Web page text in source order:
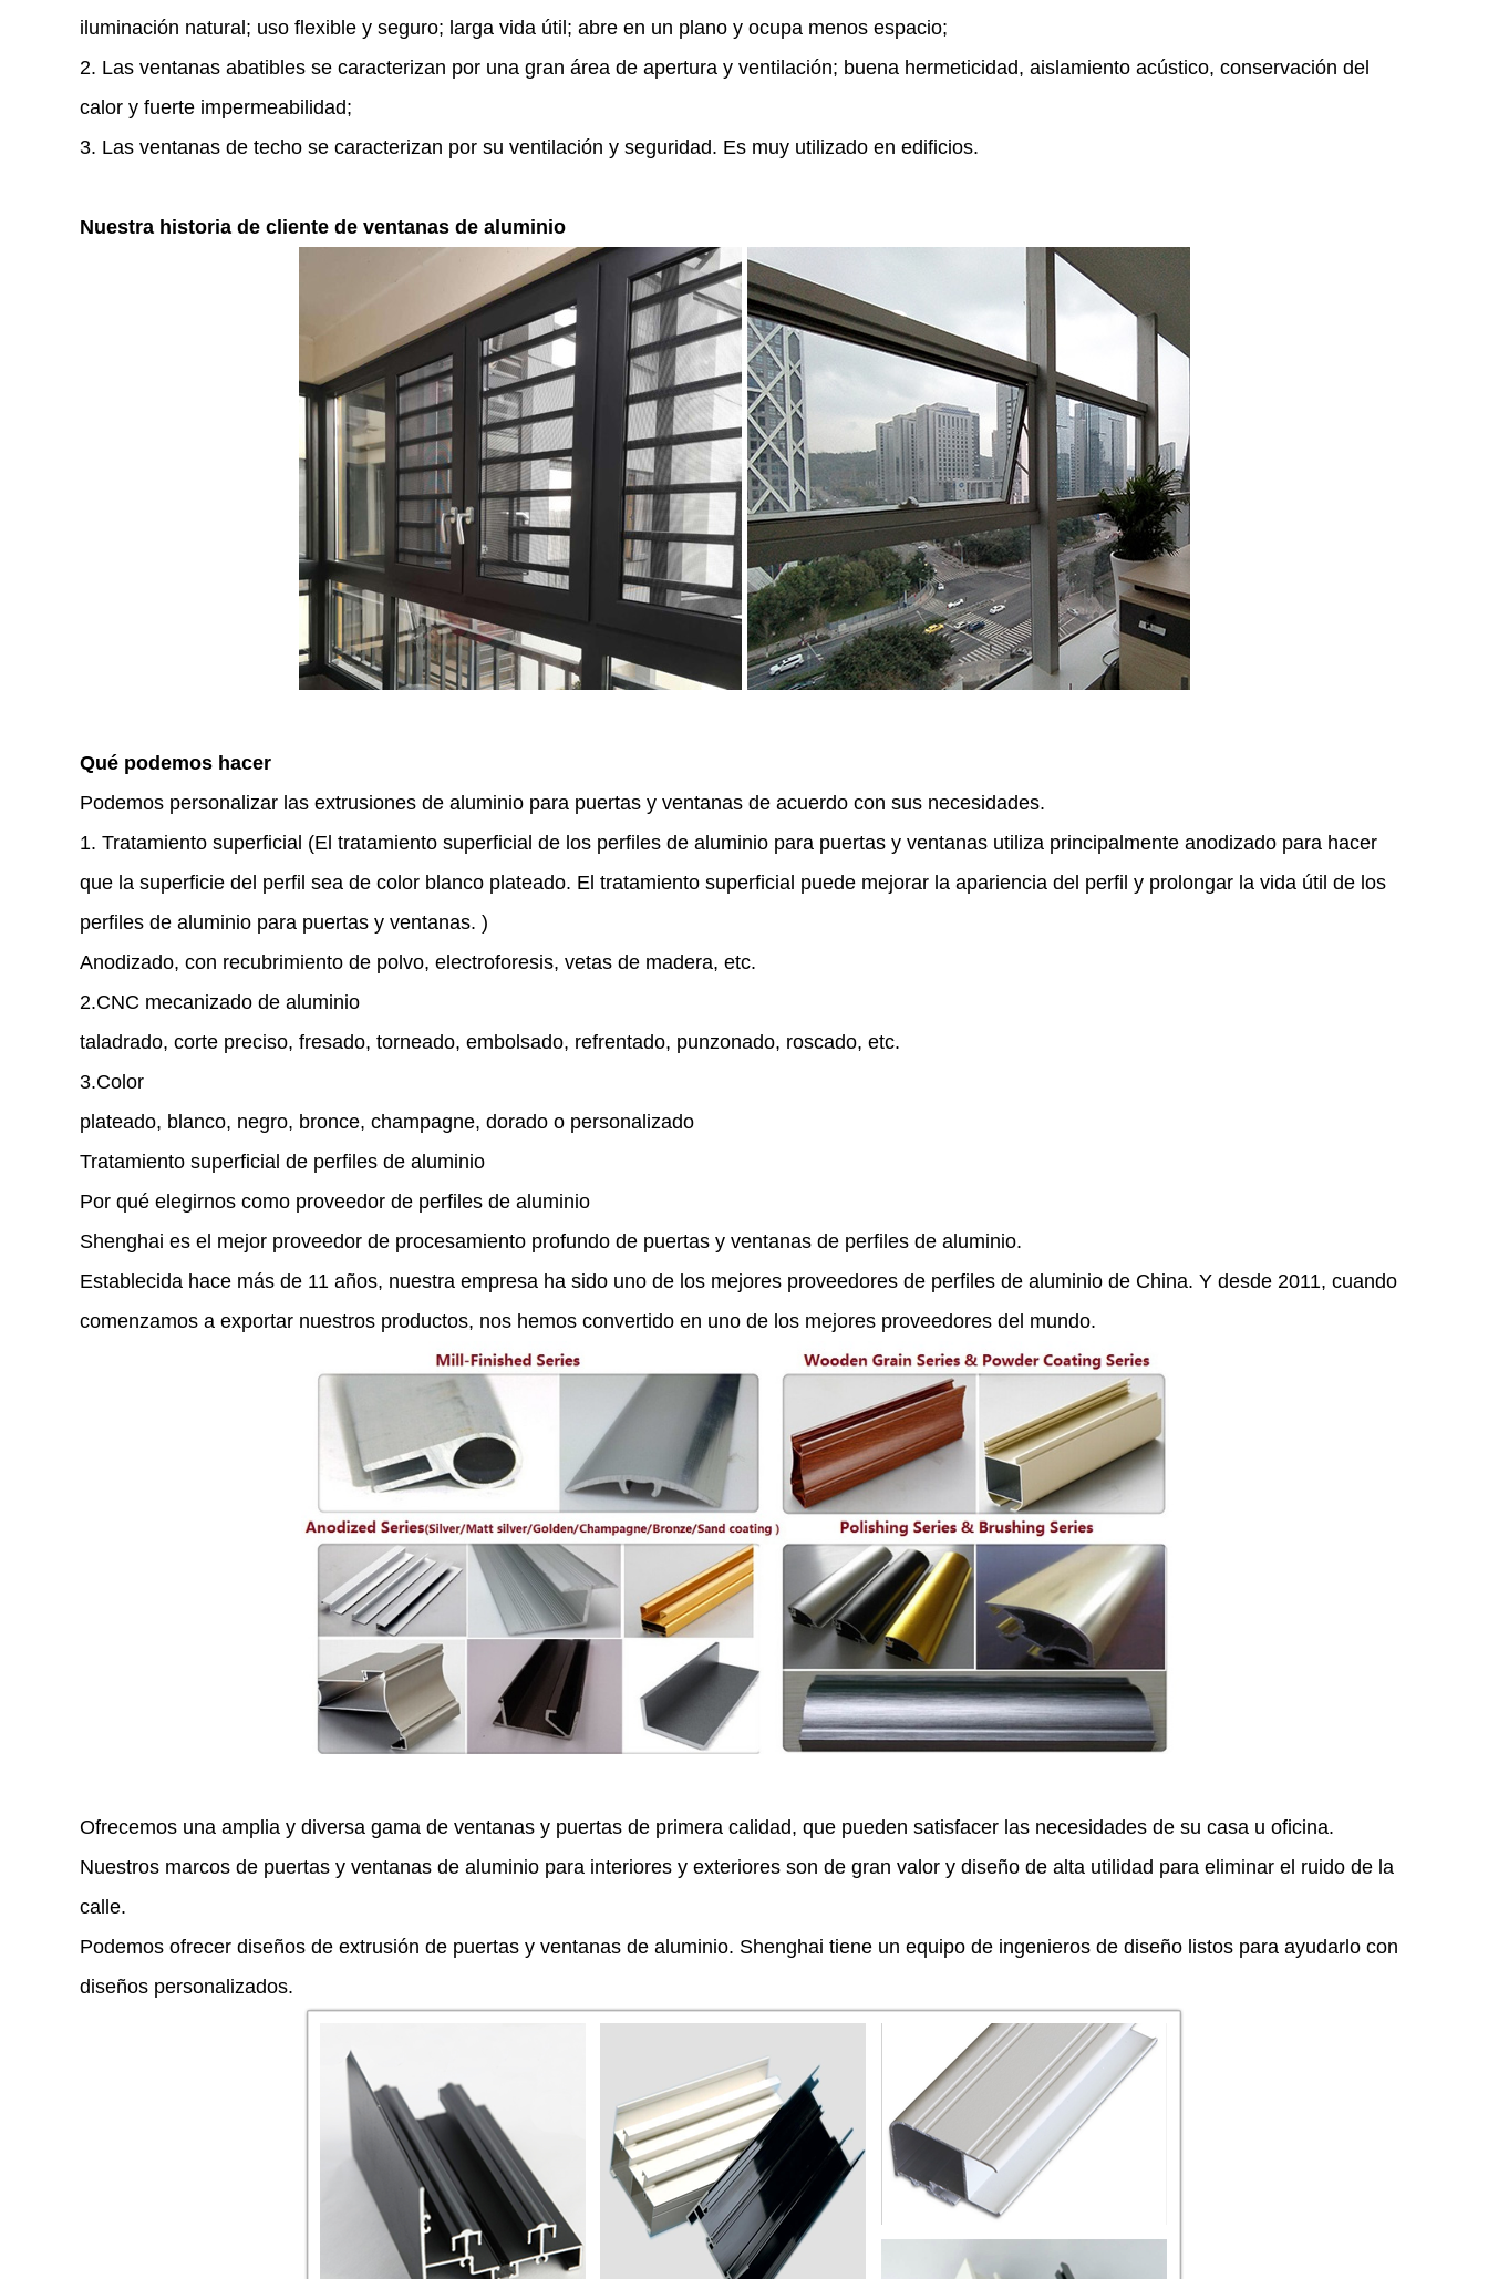
iluminación natural; uso flexible y seguro; larga vida útil; abre en un plano y ocupa menos espacio;
2. Las ventanas abatibles se caracterizan por una gran área de apertura y ventilación; buena hermeticidad, aislamiento acústico, conservación del
calor y fuerte impermeabilidad;
3. Las ventanas de techo se caracterizan por su ventilación y seguridad. Es muy utilizado en edificios.
Nuestra historia de cliente de ventanas de aluminio
Qué podemos hacer
Podemos personalizar las extrusiones de aluminio para puertas y ventanas de acuerdo con sus necesidades.
1. Tratamiento superficial (El tratamiento superficial de los perfiles de aluminio para puertas y ventanas utiliza principalmente anodizado para hacer
que la superficie del perfil sea de color blanco plateado. El tratamiento superficial puede mejorar la apariencia del perfil y prolongar la vida útil de los
perfiles de aluminio para puertas y ventanas. )
Anodizado, con recubrimiento de polvo, electroforesis, vetas de madera, etc.
2.CNC mecanizado de aluminio
taladrado, corte preciso, fresado, torneado, embolsado, refrentado, punzonado, roscado, etc.
3.Color
plateado, blanco, negro, bronce, champagne, dorado o personalizado
Tratamiento superficial de perfiles de aluminio
Por qué elegirnos como proveedor de perfiles de aluminio
Shenghai es el mejor proveedor de procesamiento profundo de puertas y ventanas de perfiles de aluminio.
Establecida hace más de 11 años, nuestra empresa ha sido uno de los mejores proveedores de perfiles de aluminio de China. Y desde 2011, cuando
comenzamos a exportar nuestros productos, nos hemos convertido en uno de los mejores proveedores del mundo.
Ofrecemos una amplia y diversa gama de ventanas y puertas de primera calidad, que pueden satisfacer las necesidades de su casa u oficina.
Nuestros marcos de puertas y ventanas de aluminio para interiores y exteriores son de gran valor y diseño de alta utilidad para eliminar el ruido de la
calle.
Podemos ofrecer diseños de extrusión de puertas y ventanas de aluminio. Shenghai tiene un equipo de ingenieros de diseño listos para ayudarlo con
diseños personalizados.